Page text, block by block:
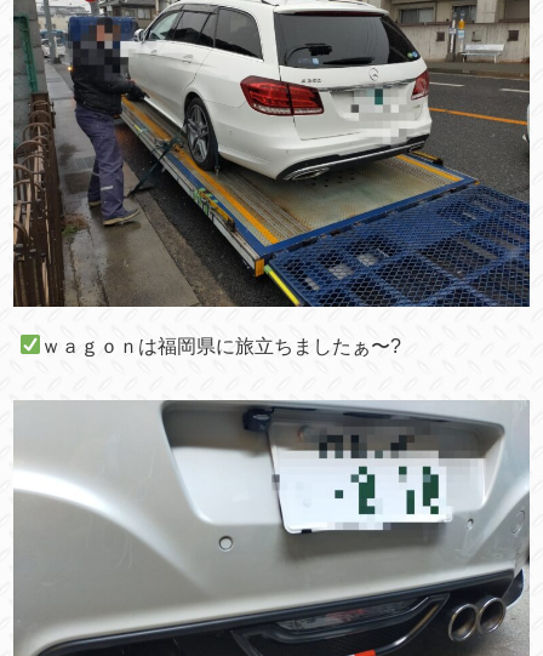
ｗａｇｏｎは福岡県に旅立ちましたぁ〜?